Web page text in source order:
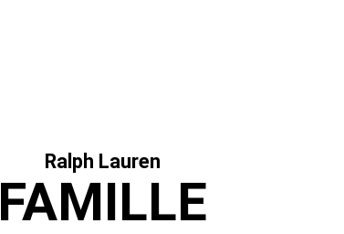
Ralph Lauren
FAMILLE